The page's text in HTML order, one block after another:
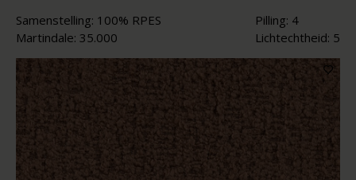
Samenstelling: 100% RPES
Martindale: 35.000
Pilling: 4
Lichtechtheid: 5